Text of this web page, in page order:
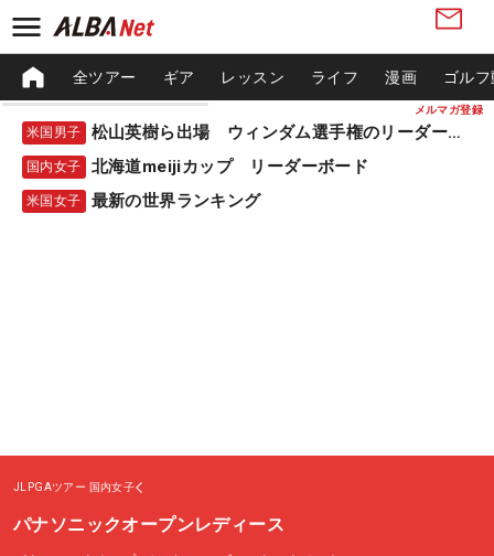
メルマガ登録
全ツアー ギア レッスン ライフ 漫画 ゴル
米国男子 松山英樹ら出場 ウィンダム選手権のリーダーボード
国内女子 北海道meijiカップ リーダーボード
米国女子 最新の世界ランキング
JLPGAツアー 国内女子
パナソニックオープンレディース